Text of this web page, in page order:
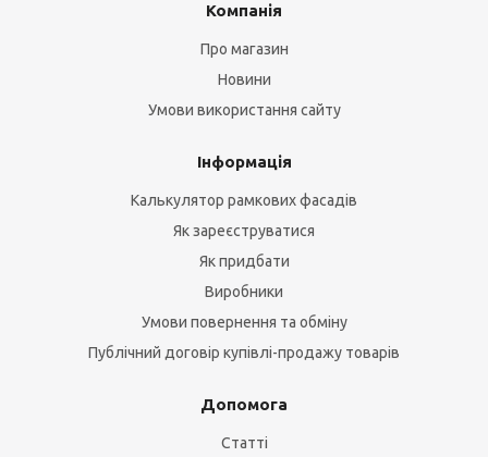
Компанія
Про магазин
Новини
Умови використання сайту
Інформація
Калькулятор рамкових фасадів
Як зареєструватися
Як придбати
Виробники
Умови повернення та обміну
Публічний договір купівлі-продажу товарів
Допомога
Статті